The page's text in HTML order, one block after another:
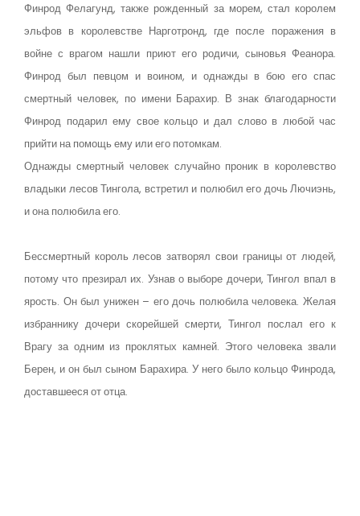
Финрод Фелагунд, также рожденный за морем, стал королем
эльфов в королевстве Нарготронд, где после поражения в
войне с врагом нашли приют его родичи, сыновья Феанора.
Финрод был певцом и воином, и однажды в бою его спас
смертный человек, по имени Барахир. В знак благодарности
Финрод подарил ему свое кольцо и дал слово в любой час
прийти на помощь ему или его потомкам.
Однажды смертный человек случайно проник в королевство
владыки лесов Тингола, встретил и полюбил его дочь Лючиэнь,
и она полюбила его.
Бессмертный король лесов затворял свои границы от людей,
потому что презирал их. Узнав о выборе дочери, Тингол впал в
ярость. Он был унижен – его дочь полюбила человека. Желая
избраннику дочери скорейшей смерти, Тингол послал его к
Врагу за одним из проклятых камней. Этого человека звали
Берен, и он был сыном Барахира. У него было кольцо Финрода,
доставшееся от отца.